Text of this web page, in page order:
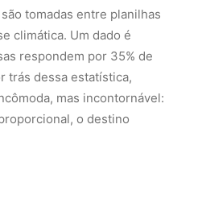
tomadas entre planilhas
climática. Um dado é
respondem por 35% de
trás dessa estatística,
mas incontornável:
o destino